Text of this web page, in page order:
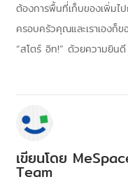
ต้องการพื้นที่เก็บของเพิ่มไ
ครอบครัวคุณและเราเอง
“สโตร์ อิท!” ด้วยความยินดี
เขียนโดย
Team